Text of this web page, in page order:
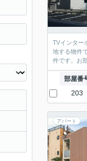
TVインター
地する物件
件です。お
部屋番
203
アパート